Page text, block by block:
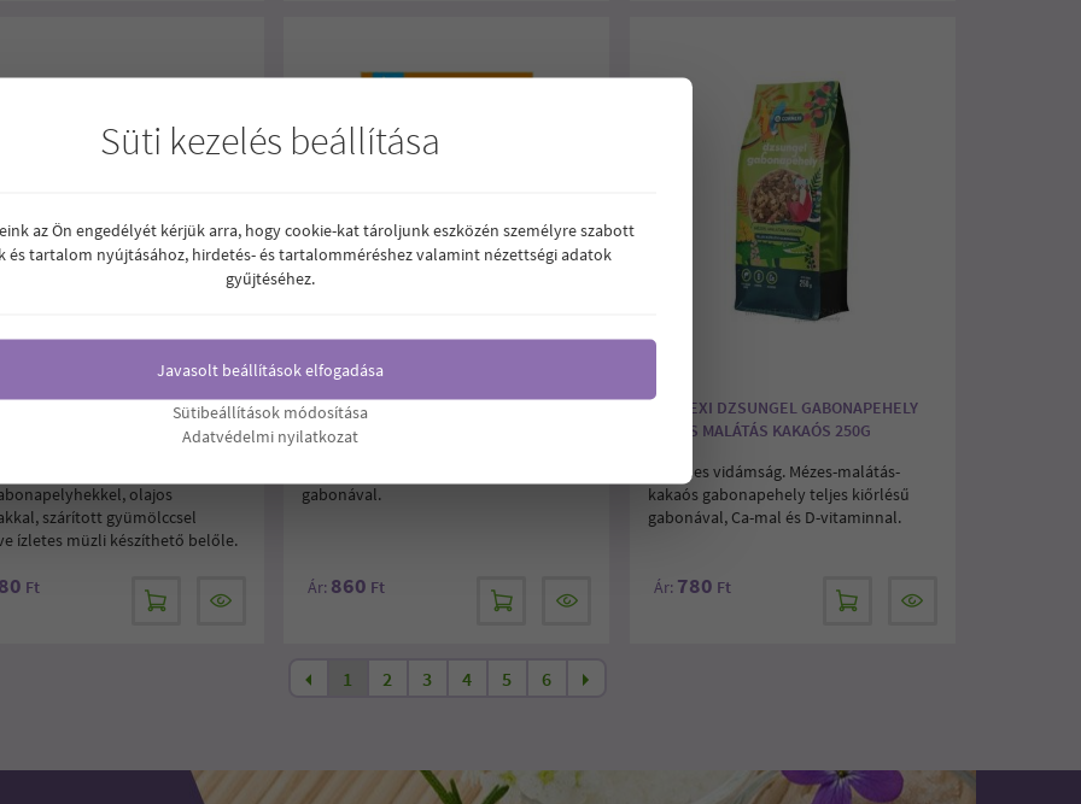
PUFFASZTOTT RIZS 80G
olajos
szárított gyümölccsel
ízletes müzli készíthető belőle.
Ft
CERBONA MÜZLI CSOKOLÁDÉS
MANDULÁS 4 FÉLE GABONÁVAL 200G
gabonával.
Ár: 860 Ft
CORNEXI DZSUNGEL GABONAPEHELY
MÉZES MALÁTÁS KAKAÓS 250G
Mézédes vidámság. Mézes-malátás-
kakaós gabonapehely teljes kiőrlésű
gabonával, Ca-mal és D-vitaminnal.
Ár: 780 Ft
1 2 3 4 5 6
Süti kezelés beállítása
az Ön engedélyét kérjük arra, hogy cookie-kat tároljunk eszközén személyre szabott
és tartalom nyújtásához, hirdetés- és tartalomméréshez valamint nézettségi adatok
gyűjtéséhez.
Javasolt beállítások elfogadása
Sütibeállítások módosítása
Adatvédelmi nyilatkozat